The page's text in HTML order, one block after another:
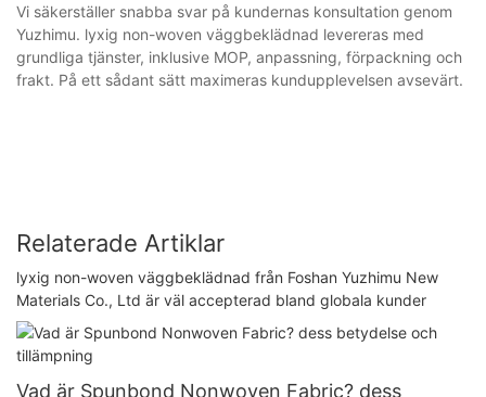
Vi säkerställer snabba svar på kundernas konsultation genom
Yuzhimu. lyxig non-woven väggbeklädnad levereras med
grundliga tjänster, inklusive MOP, anpassning, förpackning och
frakt. På ett sådant sätt maximeras kundupplevelsen avsevärt.
Relaterade Artiklar
lyxig non-woven väggbeklädnad från Foshan Yuzhimu New
Materials Co., Ltd är väl accepterad bland globala kunder
Vad är Spunbond Nonwoven Fabric? dess